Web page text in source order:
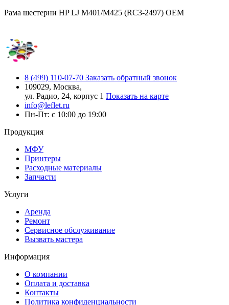
Рама шестерни HP LJ M401/M425 (RC3-2497) OEM
8 (499) 110-07-70 Заказать обратный звонок
109029, Москва,
ул. Радио, 24, корпус 1 Показать на карте
info@leflet.ru
Пн-Пт: с 10:00 до 19:00
Продукция
МФУ
Принтеры
Расходные материалы
Запчасти
Услуги
Аренда
Ремонт
Сервисное обслуживание
Вызвать мастера
Информация
О компании
Оплата и доставка
Контакты
Политика конфиденциальности